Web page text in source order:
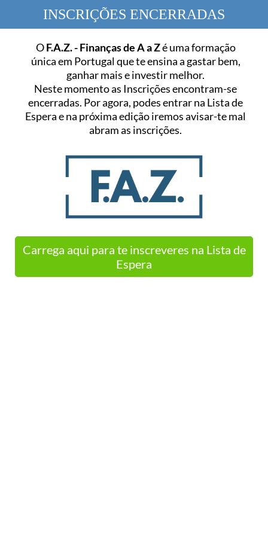
INSCRIÇÕES ENCERRADAS
OF.A.Z. - Finanças de A a Zé uma formação
única em Portugal que te ensina a gastar bem,
ganhar mais e investir melhor.
Neste momento as Inscrições encontram-se
encerradas. Por agora, podes entrar na Lista de
Espera e na próxima edição iremos avisar-te mal
abram as inscrições.
Carrega aqui para te inscreveres na Lista de
Espera